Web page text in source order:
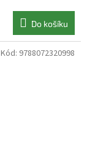
Do košíku
Kód: 9788072320998